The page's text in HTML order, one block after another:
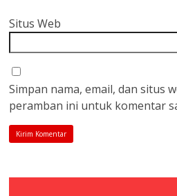
Situs Web
Simpan nama, email, dan situs
peramban ini untuk komentar